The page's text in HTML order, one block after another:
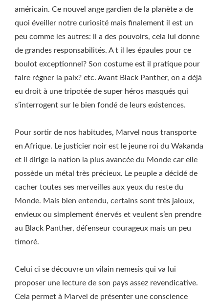
américain. Ce nouvel ange gardien de la planète a de
quoi éveiller notre curiosité mais finalement il est un
peu comme les autres: il a des pouvoirs, cela lui donne
de grandes responsabilités. A t il les épaules pour ce
boulot exceptionnel? Son costume est il pratique pour
faire régner la paix? etc. Avant Black Panther, on a déjà
eu droit à une tripotée de super héros masqués qui
s’interrogent sur le bien fondé de leurs existences.
Pour sortir de nos habitudes, Marvel nous transporte
en Afrique. Le justicier noir est le jeune roi du Wakanda
et il dirige la nation la plus avancée du Monde car elle
possède un métal très précieux. Le peuple a décidé de
cacher toutes ses merveilles aux yeux du reste du
Monde. Mais bien entendu, certains sont très jaloux,
envieux ou simplement énervés et veulent s’en prendre
au Black Panther, défenseur courageux mais un peu
timoré.
Celui ci se découvre un vilain nemesis qui va lui
proposer une lecture de son pays assez revendicative.
Cela permet à Marvel de présenter une conscience